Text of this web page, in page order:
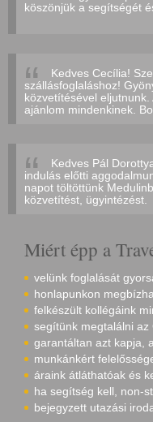
köszönjük a segítségét
Kedves Cecília!
szállásfoglaláshoz!
közvetítésével
ajánlom mindenkinek.
Kedves Pál
indulás előtti
napot töltöttünk
közvetítést, ügyintézést.
Miért épp a
velünk foglalását
honlapunkon
felkészült kollégáink
segítünk megtalálni
garantáltan azt kapja,
munkánkért
áraink átláthatóak és
ha segítség kell, non-
bejegyzett utazási